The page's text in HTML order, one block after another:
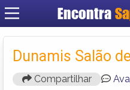
Encontra
Dunamis Salão
Compartilhar